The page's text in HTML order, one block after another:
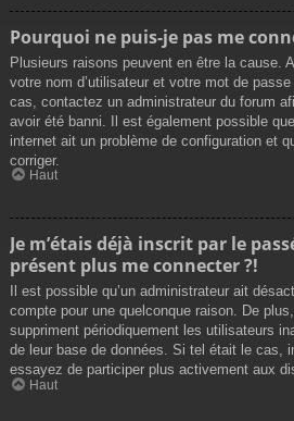
Pourquoi ne puis-je pas me
Plusieurs raisons peuvent en être la cause.
votre nom d’utilisateur et votre mot de
cas, contactez un administrateur du forum
avoir été banni. Il est également possible
internet ait un problème de configuration et
corriger.
Haut
Je m’étais déjà inscrit par le
présent plus me connecter ?!
Il est possible qu’un administrateur ait
compte pour une quelconque raison. De
suppriment périodiquement les utilisateurs
de leur base de données. Si tel était le cas,
essayez de participer plus activement aux
Haut